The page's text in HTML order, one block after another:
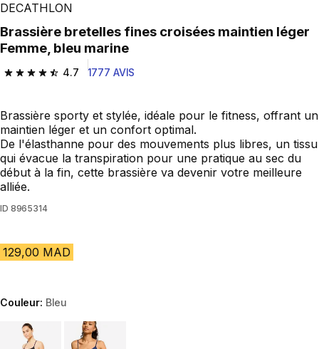
DECATHLON
Brassière bretelles fines croisées maintien léger
Femme, bleu marine
4.7
4.7 out of 5 stars from 1777 reviews
1777 AVIS
Brassière sporty et stylée, idéale pour le fitness, offrant un
maintien léger et un confort optimal.
De l'élasthanne pour des mouvements plus libres, un tissu
qui évacue la transpiration pour une pratique au sec du
début à la fin, cette brassière va devenir votre meilleure
alliée.
ID 8965314
129,00 MAD
Couleur: Bleu
Choose a variant